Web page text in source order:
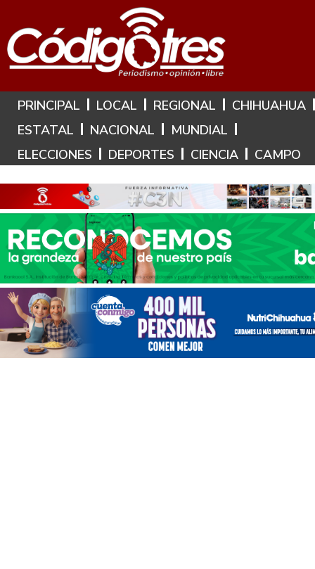
Hoy es: 9 de Agosto de 2026
PRINCIPAL LOCAL REGIONAL
CHIHUAHUA
ESTATAL
NACIONAL
MUNDIAL
ELECCIONES
DEPORTES CIENCIA CAMPO